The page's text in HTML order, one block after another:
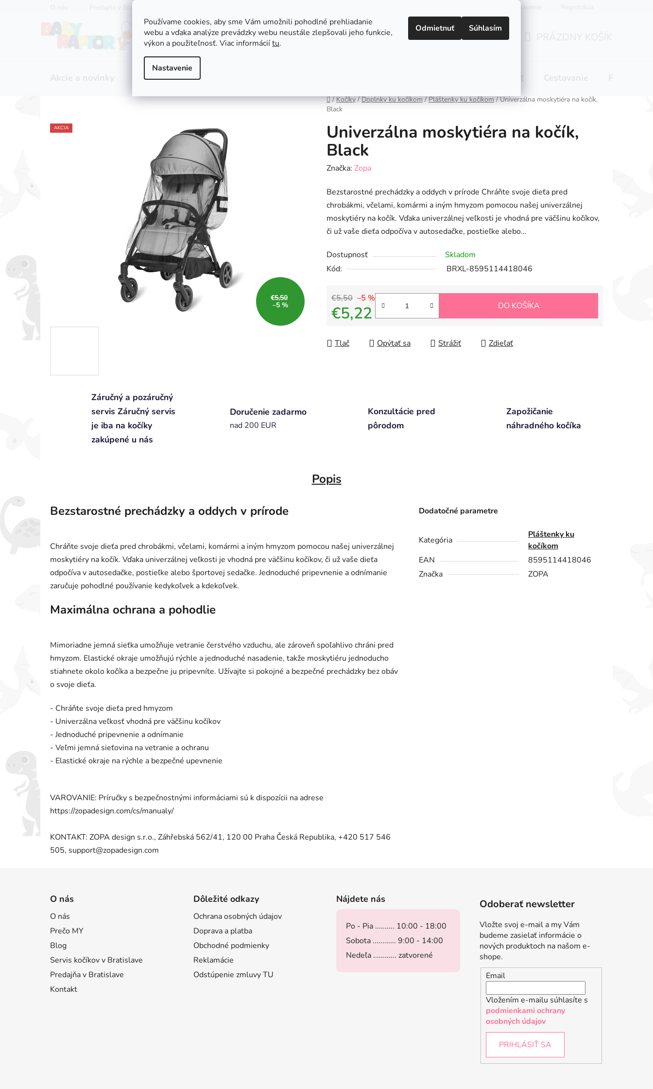
Používame cookies, aby sme Vám umožnili pohodlné prehliadanie
webu a vďaka analýze prevádzky webu neustále zlepšovali jeho funkcie,
výkon a použiteľnosť. Viac informáciítu.
Nastavenie
Odmietnuť Súhlasím
Predajňa v Bratislave Prihlásenie
Zľavy Kočíky
Domov
/ Kočíky / Doplnky ku kočíkom / Pláštenky ku kočíkom / Univerzálna moskytiéra na kočík,
Black
Univerzálna moskytiéra na kočík,
Black
Značka: Zopa
Bezstarostné prechádzky a oddych v prírode Chráňte svoje dieťa pred
chrobákmi, včelami, komármi a iným hmyzom pomocou našej univerzálnej
moskytiéry na kočík. Vďaka univerzálnej veľkosti je vhodná pre väčšinu kočíkov,
či už vaše dieťa odpočíva v autosedačke, postieľke alebo…
Dostupnosť
Skladom
Kód:
BRXL-8595114418046
€5,50 –5 %
€5,22 DO KOŠÍKA
Tlač Opýtať sa Strážiť Zdieľať
AKCIA
€5,50
–5 %
Záručný a pozáručný
servis Záručný servis
je iba na kočíky
zakúpené u nás
Doručenie zadarmo
nad 200 EUR
Konzultácie pred
pôrodom
Zapožičanie
náhradného kočíka
Popis
Bezstarostné prechádzky a oddych v prírode
Chráňte svoje dieťa pred chrobákmi, včelami, komármi a iným hmyzom pomocou našej univerzálnej
moskytiéry na kočík. Vďaka univerzálnej veľkosti je vhodná pre väčšinu kočíkov, či už vaše dieťa
odpočíva v autosedačke, postieľke alebo športovej sedačke. Jednoduché pripevnenie a odnímanie
zaručuje pohodlné používanie kedykoľvek a kdekoľvek.
Maximálna ochrana a pohodlie
Mimoriadne jemná sieťka umožňuje vetranie čerstvého vzduchu, ale zároveň spoľahlivo chráni pred
hmyzom. Elastické okraje umožňujú rýchle a jednoduché nasadenie, takže moskytiéru jednoducho
stiahnete okolo kočíka a bezpečne ju pripevníte. Užívajte si pokojné a bezpečné prechádzky bez obáv
o svoje dieťa.
- Chráňte svoje dieťa pred hmyzom
- Univerzálna veľkosť vhodná pre väčšinu kočíkov
- Jednoduché pripevnenie a odnímanie
- Veľmi jemná sieťovina na vetranie a ochranu
- Elastické okraje na rýchle a bezpečné upevnenie
VAROVANIE: Príručky s bezpečnostnými informáciami sú k dispozícii na adrese
https://zopadesign.com/cs/manualy/
KONTAKT: ZOPA design s.r.o., Záhřebská 562/41, 120 00 Praha Česká Republika, +420 517 546
505, support@zopadesign.com
Dodatočné parametre
Kategória
Pláštenky ku
kočíkom
EAN
8595114418046
Značka
ZOPA
O nás
O nás
Prečo MY
Blog
Servis kočíkov v Bratislave
Predajňa v Bratislave
Kontakt
Dôležité odkazy
Ochrana osobných údajov
Doprava a platba
Obchodné podmienky
Reklamácie
Odstúpenie zmluvy TU
Nájdete nás
Po - Pia .......... 10:00 - 18:00
Sobota ............ 9:00 - 14:00
Nedeľa ............ zatvorené
Odoberať newsletter
Vložte svoj e-mail a my Vám
budeme zasielať informácie o
nových produktoch na našom e-
shope.
Email
Vložením e-mailu súhlasíte s
podmienkami ochrany
osobných údajov
PRIHLÁSIŤ SA